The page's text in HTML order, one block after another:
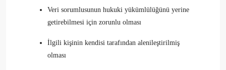
Veri sorumlusunun hukuki yükümlülüğünü yerine
getirebilmesi için zorunlu olması
İlgili kişinin kendisi tarafından alenileştirilmiş
olması